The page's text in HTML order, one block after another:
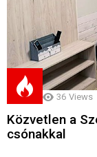
36 Views
Közvetlen a
csónakkal